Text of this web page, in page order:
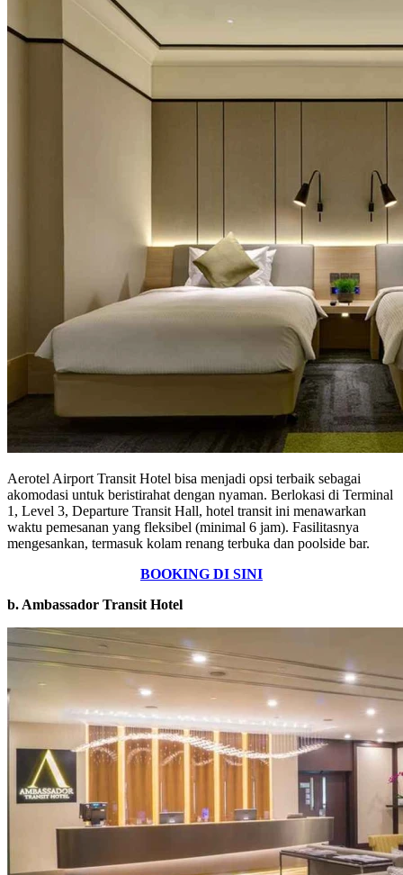
Aerotel Airport Transit Hotel bisa menjadi opsi terbaik sebagai
akomodasi untuk beristirahat dengan nyaman. Berlokasi di Terminal
1, Level 3, Departure Transit Hall, hotel transit ini menawarkan
waktu pemesanan yang fleksibel (minimal 6 jam). Fasilitasnya
mengesankan, termasuk kolam renang terbuka dan poolside bar.
BOOKING DI SINI
b. Ambassador Transit Hotel